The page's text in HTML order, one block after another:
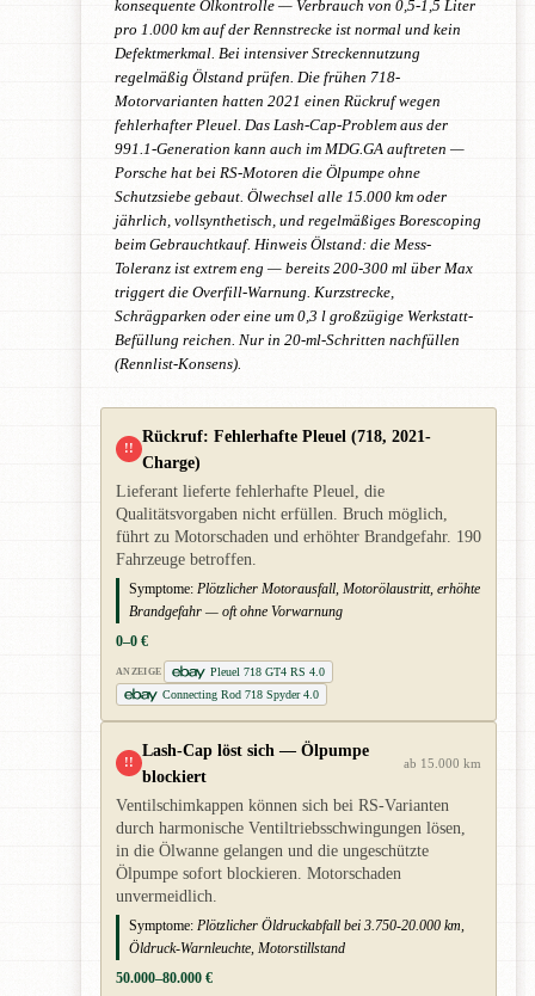
konsequente Ölkontrolle — Verbrauch von 0,5-1,5 Liter
pro 1.000 km auf der Rennstrecke ist normal und kein
Defektmerkmal. Bei intensiver Streckennutzung
regelmäßig Ölstand prüfen. Die frühen 718-
Motorvarianten hatten 2021 einen Rückruf wegen
fehlerhafter Pleuel. Das Lash-Cap-Problem aus der
991.1-Generation kann auch im MDG.GA auftreten —
Porsche hat bei RS-Motoren die Ölpumpe ohne
Schutzsiebe gebaut. Ölwechsel alle 15.000 km oder
jährlich, vollsynthetisch, und regelmäßiges Borescoping
beim Gebrauchtkauf. Hinweis Ölstand: die Mess-
Toleranz ist extrem eng — bereits 200-300 ml über Max
triggert die Overfill-Warnung. Kurzstrecke,
Schrägparken oder eine um 0,3 l großzügige Werkstatt-
Befüllung reichen. Nur in 20-ml-Schritten nachfüllen
(Rennlist-Konsens).
!!
Rückruf: Fehlerhafte Pleuel (718, 2021-
Charge)
Lieferant lieferte fehlerhafte Pleuel, die
Qualitätsvorgaben nicht erfüllen. Bruch möglich,
führt zu Motorschaden und erhöhter Brandgefahr. 190
Fahrzeuge betroffen.
Symptome: Plötzlicher Motorausfall, Motorölaustritt, erhöhte
Brandgefahr — oft ohne Vorwarnung
0–0 €
ANZEIGE
Pleuel 718 GT4 RS 4.0
Connecting Rod 718 Spyder 4.0
!!
Lash-Cap löst sich — Ölpumpe
blockiert
ab 15.000 km
Ventilschimkappen können sich bei RS-Varianten
durch harmonische Ventiltriebsschwingungen lösen,
in die Ölwanne gelangen und die ungeschützte
Ölpumpe sofort blockieren. Motorschaden
unvermeidlich.
Symptome: Plötzlicher Öldruckabfall bei 3.750-20.000 km,
Öldruck-Warnleuchte, Motorstillstand
50.000–80.000 €